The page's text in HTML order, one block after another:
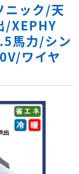
ニック/天
/XEPHY
馬力/シン
ワイヤ